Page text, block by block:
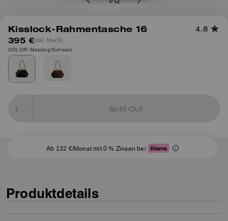
/ 12
Kisslock-Rahmentasche 16 4.8
395 €inkl. MwSt.
COLOR: Messing/Schwarz
Sold Out
Ab 132 €/Monat mit 0 % Zinsen bei
Produktdetails